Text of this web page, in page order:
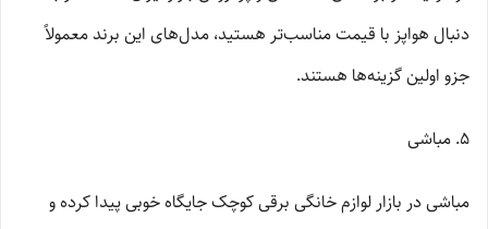
دنبال هواپز با قیمت مناسب‌تر هستید، مدل‌های این برند معمولاً
جزو اولین گزینه‌ها هستند.
5. مباشی
مباشی در بازار لوازم خانگی برقی کوچک جایگاه خوبی پیدا کرده و